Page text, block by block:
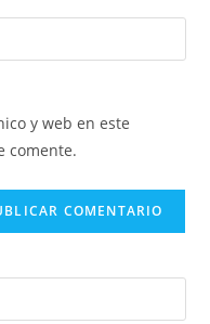
y web en este
comente.